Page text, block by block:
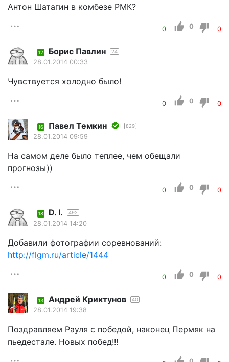
Антон Шатагин в комбезе РМК?
0 0 0
12 Борис Павлин 24
28.01.2014 00:33
Чувствуется холодно было!
0 0 0
16 Павел Темкин 829
28.01.2014 09:59
На самом деле было теплее, чем обещали
прогнозы))
0 0 0
18 D. I. 492
28.01.2014 14:20
Добавили фотографии соревнований:
http://flgm.ru/article/1444
0 0 0
13 Андрей Криктунов 40
28.01.2014 19:38
Поздравляем Рауля с победой, наконец Пермяк на
пьедестале. Новых побед!!!